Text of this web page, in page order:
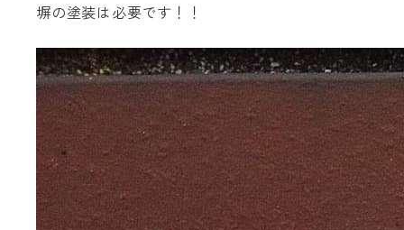
塀の塗装は必要です！！